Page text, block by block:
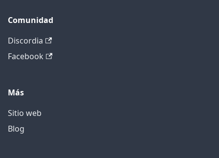
Comunidad
Discordia
Facebook
Más
Sitio web
Blog